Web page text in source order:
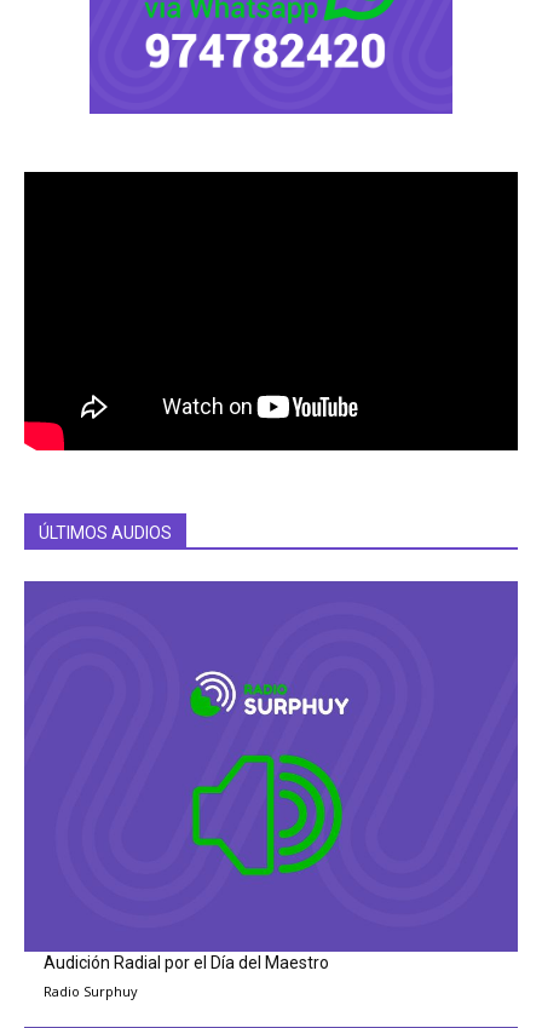
ÚLTIMOS AUDIOS
Audición Radial por el Día del Maestro
Radio Surphuy